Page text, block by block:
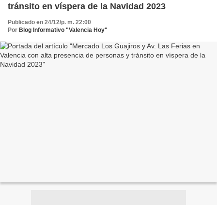
tránsito en víspera de la Navidad 2023
Publicado en 24/12/p. m. 22:00
Por Blog Informativo "Valencia Hoy"